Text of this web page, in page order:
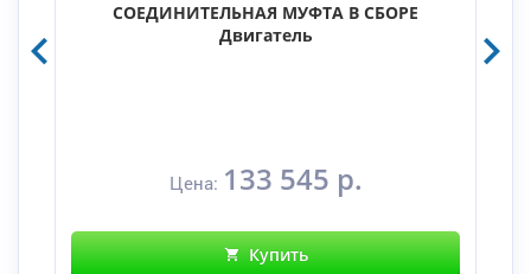
СОЕДИНИТЕЛЬНАЯ МУФТА В СБОРЕ
Двигатель
Цена: 133 545 р.
Купить